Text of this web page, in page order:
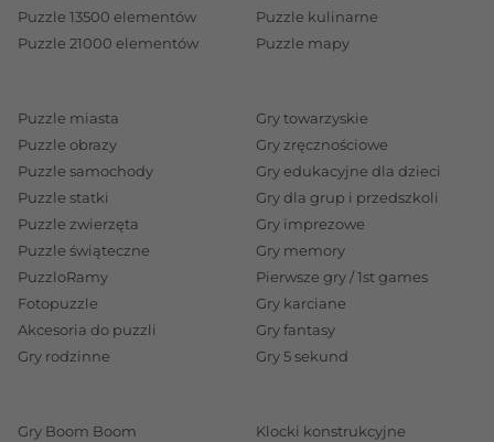
motoryczne, manualne i kreatywne. Oferujemy
zabawki marki Hape, klocki magnetyczne i
zabawki interaktywne, które zapewniają godziny
twórczej zabawy i nauki. Każdy produkt jest
bezpieczny i trwały, wspierając wszechstronny
rozwój Twojego dziecka. Przekonaj się, jak nasze
zabawki dla 3 latka
mogą wspaniale uzupełnić
świat Twojego malucha!
Zabawki dla niemowlaka
W naszej kategorii
zabawki dla
niemowlaka
znajdziesz wszystko, co potrzebne, by
mnóstwo radości. Oferujemy zabawki sensoryczne,
Puzzle 13500 elementów
Puzzle 21000 elementów
Puzzle kulinarne
Puzzle mapy
Puzzle miasta
Puzzle obrazy
Puzzle samochody
Puzzle statki
Puzzle zwierzęta
Puzzle świąteczne
PuzzloRamy
Fotopuzzle
Akcesoria do puzzli
Gry rodzinne
Gry towarzyskie
Gry zręcznościowe
Gry edukacyjne dla dzieci
Gry dla grup i przedszkoli
Gry imprezowe
Gry memory
Pierwsze gry / 1st games
Gry karciane
Gry fantasy
Gry 5 sekund
Gry Boom Boom
Klocki konstrukcyjne